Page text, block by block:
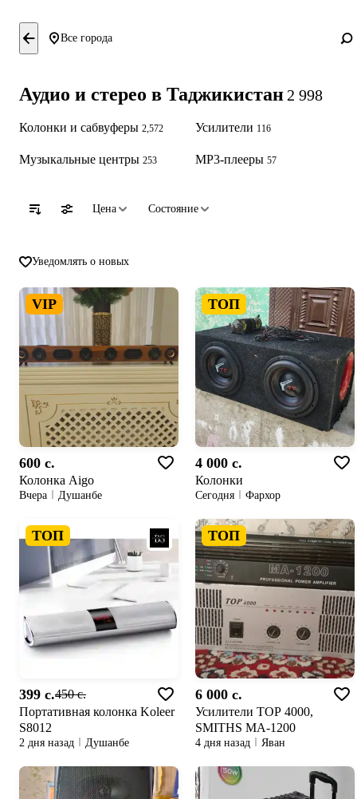
Все города
Аудио и стерео в Таджикистан 2 998
Колонки и сабвуферы 2,572
Музыкальные центры 253
Усилители 116
MP3-плееры 57
Цена Состояние
Уведомлять о новых
VIP
600 c.
Колонка Aigo
Вчера Душанбе
ТОП
4 000 c.
Колонки
Сегодня Фархор
ТОП
399 c.450 c.
Портативная колонка Koleer
S8012
2 дня назад Душанбе
ТОП
6 000 c.
Усилители TOP 4000,
SMITHS MA-1200
4 дня назад Яван